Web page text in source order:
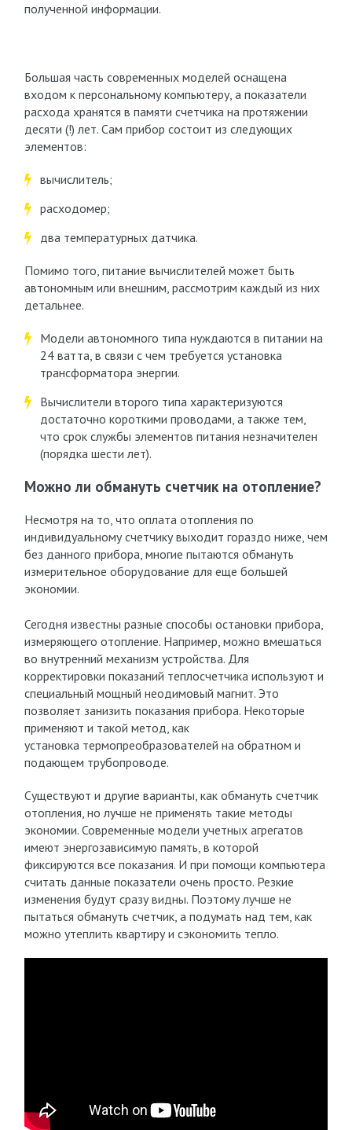
полученной информации.
Большая часть современных моделей оснащена
входом к персональному компьютеру, а показатели
расхода хранятся в памяти счетчика на протяжении
десяти (!) лет. Сам прибор состоит из следующих
элементов:
вычислитель;
расходомер;
два температурных датчика.
Помимо того, питание вычислителей может быть
автономным или внешним, рассмотрим каждый из них
детальнее.
Модели автономного типа нуждаются в питании на
24 ватта, в связи с чем требуется установка
трансформатора энергии.
Вычислители второго типа характеризуются
достаточно короткими проводами, а также тем,
что срок службы элементов питания незначителен
(порядка шести лет).
Можно ли обмануть счетчик на отопление?
Несмотря на то, что оплата отопления по
индивидуальному счетчику выходит гораздо ниже, чем
без данного прибора, многие пытаются обмануть
измерительное оборудование для еще большей
экономии.
Сегодня известны разные способы остановки прибора,
измеряющего отопление. Например, можно вмешаться
во внутренний механизм устройства. Для
корректировки показаний теплосчетчика используют и
специальный мощный неодимовый магнит. Это
позволяет занизить показания прибора. Некоторые
применяют и такой метод, как
установка термопреобразователей на обратном и
подающем трубопроводе.
Существуют и другие варианты, как обмануть счетчик
отопления, но лучше не применять такие методы
экономии. Современные модели учетных агрегатов
имеют энергозависимую память, в которой
фиксируются все показания. И при помощи компьютера
считать данные показатели очень просто. Резкие
изменения будут сразу видны. Поэтому лучше не
пытаться обмануть счетчик, а подумать над тем, как
можно утеплить квартиру и сэкономить тепло.